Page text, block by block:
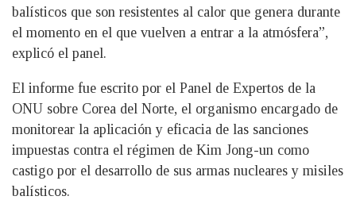
balísticos que son resistentes al calor que genera durante
el momento en el que vuelven a entrar a la atmósfera”,
explicó el panel.
El informe fue escrito por el Panel de Expertos de la
ONU sobre Corea del Norte, el organismo encargado de
monitorear la aplicación y eficacia de las sanciones
impuestas contra el régimen de Kim Jong-un como
castigo por el desarrollo de sus armas nucleares y misiles
balísticos.